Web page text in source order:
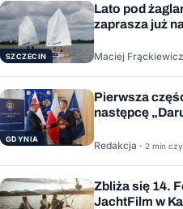
SZCZECIN
Lato pod
zaprasza już
Maciej Frąckiewicz
GDYNIA
Pierwsza
następcę
Redakcja · 2 min
Zbliża się 14.
JachtFilm w